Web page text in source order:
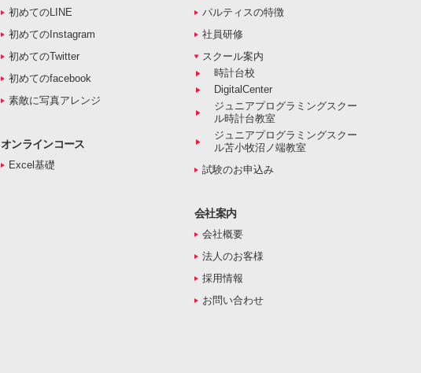
初めてのLINE
初めてのInstagram
初めてのTwitter
初めてのfacebook
素敵に写真アレンジ
オンラインコース
Excel基礎
パルティスの特徴
社員研修
スクール案内
時計台校
DigitalCenter
ジュニアプログラミングスクー
ル時計台教室
ジュニアプログラミングスクー
ル苫小牧沼ノ端教室
試験のお申込み
会社案内
会社概要
法人のお客様
採用情報
お問い合わせ